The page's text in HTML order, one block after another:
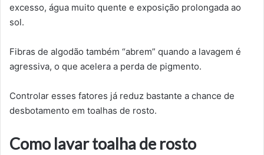
excesso, água muito quente e exposição prolongada ao
sol.
Fibras de algodão também “abrem” quando a lavagem é
agressiva, o que acelera a perda de pigmento.
Controlar esses fatores já reduz bastante a chance de
desbotamento em toalhas de rosto.
Como lavar toalha de rosto